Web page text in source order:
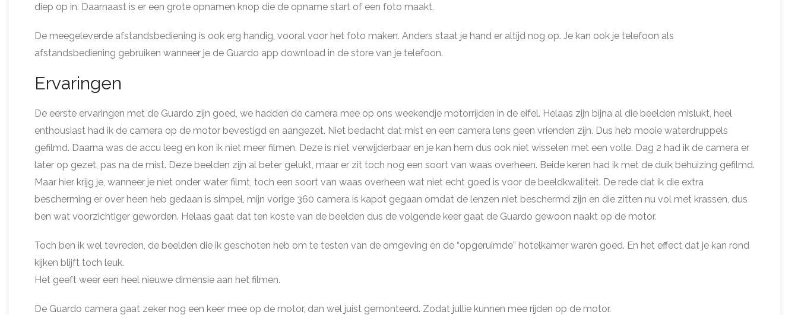
diep op in. Daarnaast is er een grote opnamen knop die de opname start of een foto maakt.
De meegeleverde afstandsbediening is ook erg handig, vooral voor het foto maken. Anders staat je hand er altijd nog op. Je kan ook je telefoon als
afstandsbediening gebruiken wanneer je de Guardo app download in de store van je telefoon.
Ervaringen
De eerste ervaringen met de Guardo zijn goed, we hadden de camera mee op ons weekendje motorrijden in de eifel. Helaas zijn bijna al die beelden mislukt, heel
enthousiast had ik de camera op de motor bevestigd en aangezet. Niet bedacht dat mist en een camera lens geen vrienden zijn. Dus heb mooie waterdruppels
gefilmd. Daarna was de accu leeg en kon ik niet meer filmen. Deze is niet verwijderbaar en je kan hem dus ook niet wisselen met een volle. Dag 2 had ik de camera er
later op gezet, pas na de mist. Deze beelden zijn al beter gelukt, maar er zit toch nog een soort van waas overheen. Beide keren had ik met de duik behuizing gefilmd.
Maar hier krijg je, wanneer je niet onder water filmt, toch een soort van waas overheen wat niet echt goed is voor de beeldkwaliteit. De rede dat ik die extra
bescherming er over heen heb gedaan is simpel, mijn vorige 360 camera is kapot gegaan omdat de lenzen niet beschermd zijn en die zitten nu vol met krassen, dus
ben wat voorzichtiger geworden. Helaas gaat dat ten koste van de beelden dus de volgende keer gaat de Guardo gewoon naakt op de motor.
Toch ben ik wel tevreden, de beelden die ik geschoten heb om te testen van de omgeving en de “opgeruimde” hotelkamer waren goed. En het effect dat je kan rond
kijken blijft toch leuk.
Het geeft weer een heel nieuwe dimensie aan het filmen.
De Guardo camera gaat zeker nog een keer mee op de motor, dan wel juist gemonteerd. Zodat jullie kunnen mee rijden op de motor.